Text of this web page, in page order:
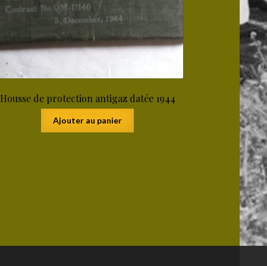
Housse de protection antigaz datée 1944
Ajouter au panier